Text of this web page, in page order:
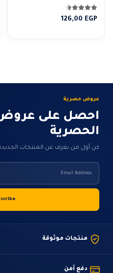
4.50 من 5
126,00 EGP
عروض حصرية
احصل على
الحصرية
كن أول من يعرف عن المنتجات
منتجات موثوقة
دفع آمن